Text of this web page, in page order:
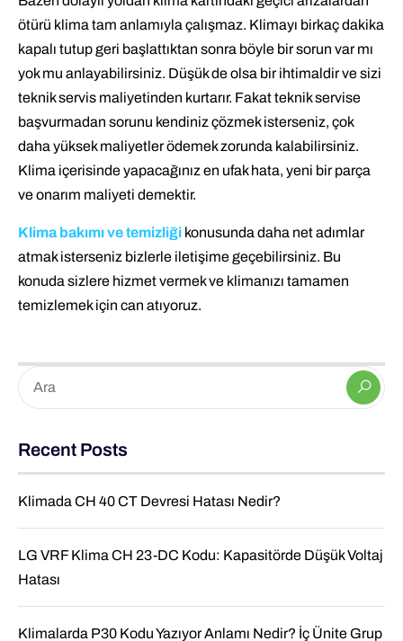
ötürü klima tam anlamıyla çalışmaz. Klimayı birkaç dakika
kapalı tutup geri başlattıktan sonra böyle bir sorun var mı
yok mu anlayabilirsiniz. Düşük de olsa bir ihtimaldir ve sizi
teknik servis maliyetinden kurtarır. Fakat teknik servise
başvurmadan sorunu kendiniz çözmek isterseniz, çok
daha yüksek maliyetler ödemek zorunda kalabilirsiniz.
Klima içerisinde yapacağınız en ufak hata, yeni bir parça
ve onarım maliyeti demektir.
Klima bakımı ve temizliği konusunda daha net adımlar
atmak isterseniz bizlerle iletişime geçebilirsiniz. Bu
konuda sizlere hizmet vermek ve klimanızı tamamen
temizlemek için can atıyoruz.
Recent Posts
Klimada CH 40 CT Devresi Hatası Nedir?
LG VRF Klima CH 23-DC Kodu: Kapasitörde Düşük Voltaj
Hatası
Klimalarda P30 Kodu Yazıyor Anlamı Nedir? İç Ünite Grup